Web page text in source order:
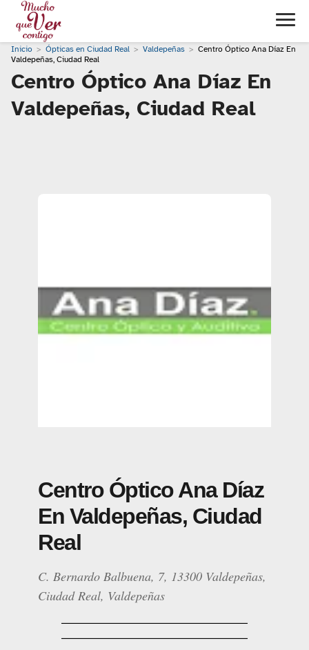
Inicio Ópticas en Ciudad Real Valdepeñas
Centro Óptico Ana Díaz En
Valdepeñas, Ciudad Real
Centro Óptico Ana Díaz En
Valdepeñas, Ciudad Real
Centro Óptico Ana Díaz
En Valdepeñas, Ciudad
Real
C. Bernardo Balbuena, 7, 13300 Valdepeñas,
Ciudad Real, Valdepeñas